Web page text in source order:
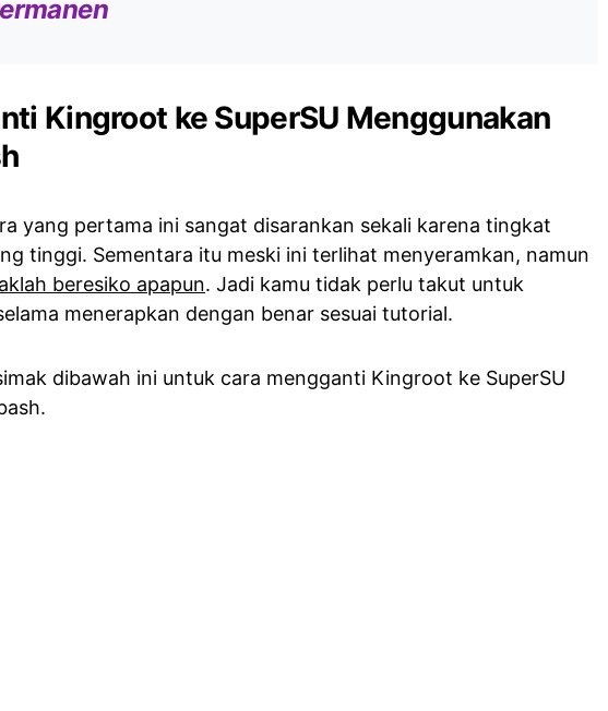
Kingroot ke SuperSU Menggunakan
yang pertama ini sangat disarankan sekali karena tingkat
tinggi. Sementara itu meski ini terlihat menyeramkan, namun
beresiko apapun. Jadi kamu tidak perlu takut untuk
menerapkan dengan benar sesuai tutorial.
dibawah ini untuk cara mengganti Kingroot ke SuperSU